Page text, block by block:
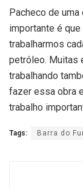
Pacheco de uma
importante é
trabalharmos
petróleo. Muitas
trabalhando
fazer essa obra
trabalho
Tags: Barra do